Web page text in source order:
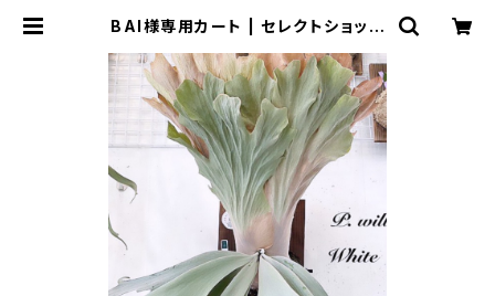
BAI様専用カート | セレクトショップ